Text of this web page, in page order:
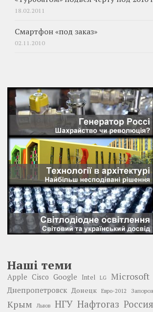
18.02.2011
Смартфон «под заказ»
02.11.2010
Наші теми
Apple Cisco Google Intel LG Microsoft
Днепропетровск Донецк Евро-2012
Крым Львов НГУ Нафтогаз Россия